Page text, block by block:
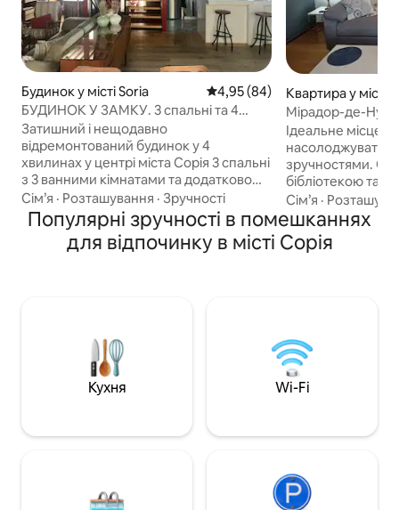
Будинок у місті Soria Середня оцінка: 4,95 з 5,
4,95 (84)
БУДИНОК У ЗАМКУ. 3 спальні та 4
ванні кімнати.
Затишний і нещодавно
відремонтований будинок у 4
хвилинах у центрі міста Сорія 3 спальні
з 3 ванними кімнатами та додатковою
ванною кімнатою. Вітальня, їдальня
для читання і простора кухня з усім
необхідним. Крім того, у нас є
невеликий сад і патіо. Привілейоване
та краєвиди. Будинок, де ви відчуєте
себе посеред природи, але в межах
Сім’я · Розташування · Зручності
Квартира у місті
Мірадор-де-
Ідеальне місце,
зручностями.
бібліотекою та
читання. З
видом на
можете
річки Дору та Тера. Гаррей
чудовою
великими
Сім’я ·
Популярні зручності в помешканнях
для відпочинку в місті Сорія
Кухня Wi-Fi